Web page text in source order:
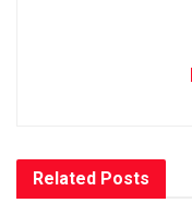
Related Posts